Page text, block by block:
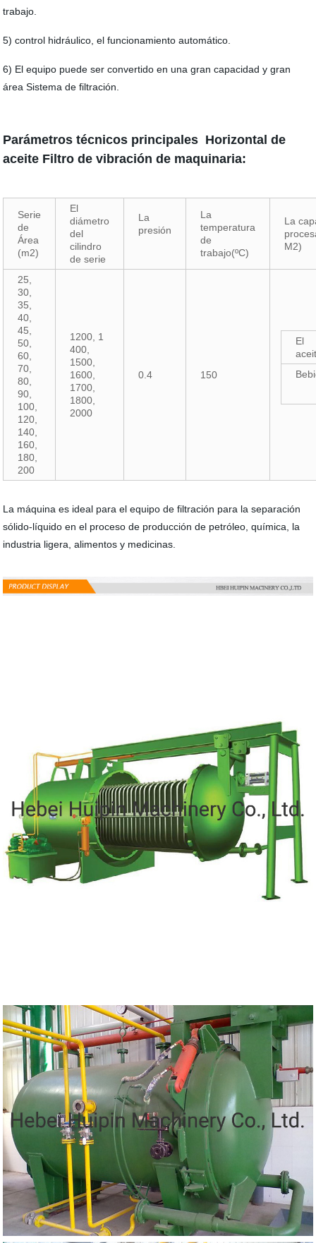
trabajo.
5) control hidráulico, el funcionamiento automático.
6) El equipo puede ser convertido en una gran capacidad y gran
área Sistema de filtración.
Parámetros técnicos principales Horizontal de
aceite Filtro de vibración de maquinaria:
Serie
de
Área
(m2)
El
diámetro
del
cilindro
de serie
La
presión
La
temperatura
de
trabajo(ºC)
La
M2)
25,
30,
35,
40,
45,
50,
60,
70,
80,
90,
100,
120,
140,
160,
180,
200
1200, 1
400,
1500,
1600,
1700,
1800,
2000
0.4 150
El
La máquina es ideal para el equipo de filtración para la separación
sólido-líquido en el proceso de producción de petróleo, química, la
industria ligera, alimentos y medicinas.